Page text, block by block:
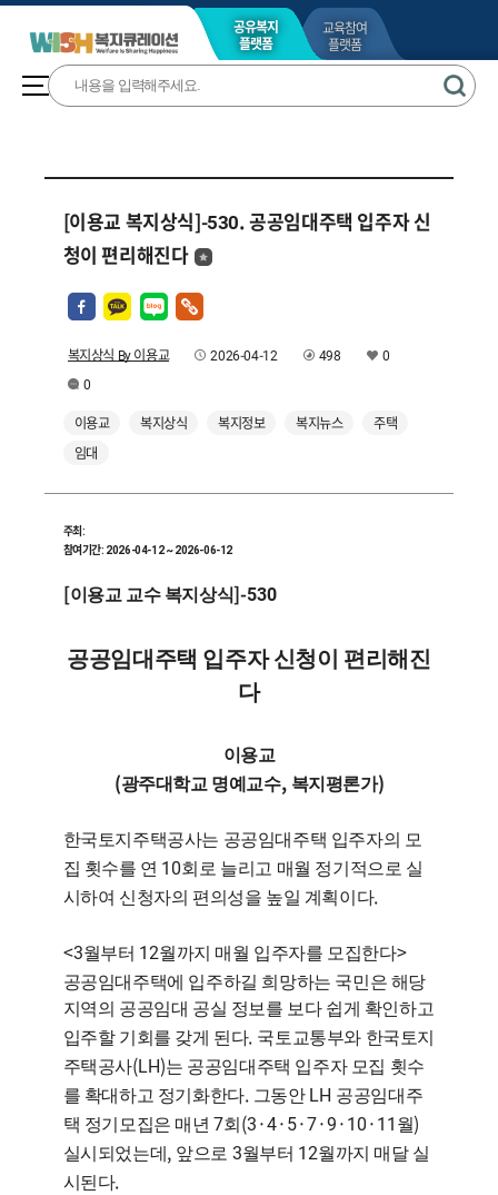
공유복지
플랫폼
교육참여
플랫폼
[이용교 복지상식]-530. 공공임대주택 입주자 신
청이 편리해진다
복지상식 By 이용교 2026-04-12 498
0
0
이용교
복지상식 복지정보 복지뉴스
주택
임대
주최:
참여기간: 2026-04-12 ~ 2026-06-12
[이용교 교수 복지상식]-530
공공임대주택 입주자 신청이 편리해진
다
이용교
(광주대학교 명예교수, 복지평론가)
한국토지주택공사는 공공임대주택 입주자의 모
집 횟수를 연 10회로 늘리고 매월 정기적으로 실
시하여 신청자의 편의성을 높일 계획이다.
<3월부터 12월까지 매월 입주자를 모집한다>
공공임대주택에 입주하길 희망하는 국민은 해당
지역의 공공임대 공실 정보를 보다 쉽게 확인하고
입주할 기회를 갖게 된다. 국토교통부와 한국토지
주택공사(LH)는 공공임대주택 입주자 모집 횟수
를 확대하고 정기화한다. 그동안 LH 공공임대주
택 정기모집은 매년7회 (3·4·5·7·9·10·11 월)
실시되었는데 , 앞으로 3월부터 12월까지 매달 실
시된다.